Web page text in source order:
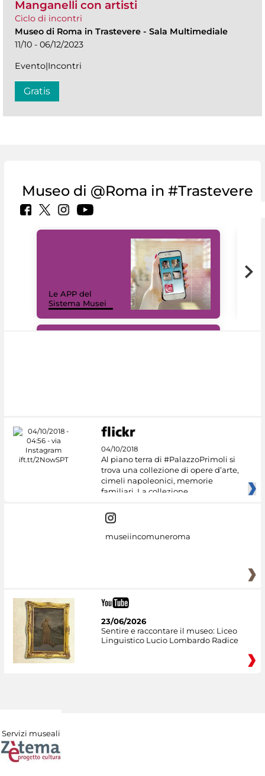
Manganelli con artisti
Ciclo di incontri
Museo di Roma in Trastevere - Sala Multimediale
11/10 - 06/12/2023
Evento|Incontri
Gratis
Museo di @Roma in #Trastevere
Le APP del
Sistema Musei
04/10/2018
Al piano terra di #PalazzoPrimoli si
trova una collezione di opere d’arte,
cimeli napoleonici, memorie
familiari. La collezione
museiincomuneroma
23/06/2026
Sentire e raccontare il museo: Liceo
Linguistico Lucio Lombardo Radice
Servizi museali